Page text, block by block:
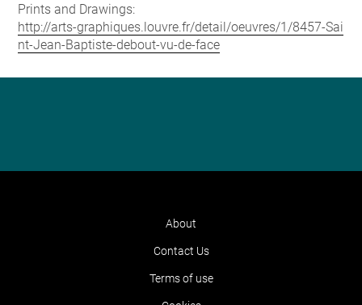
Prints and Drawings:
http://arts-graphiques.louvre.fr/detail/oeuvres/1/8457-Sai
nt-Jean-Baptiste-debout-vu-de-face
About
Contact Us
Terms of use